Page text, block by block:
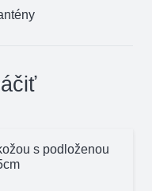
s podloženou